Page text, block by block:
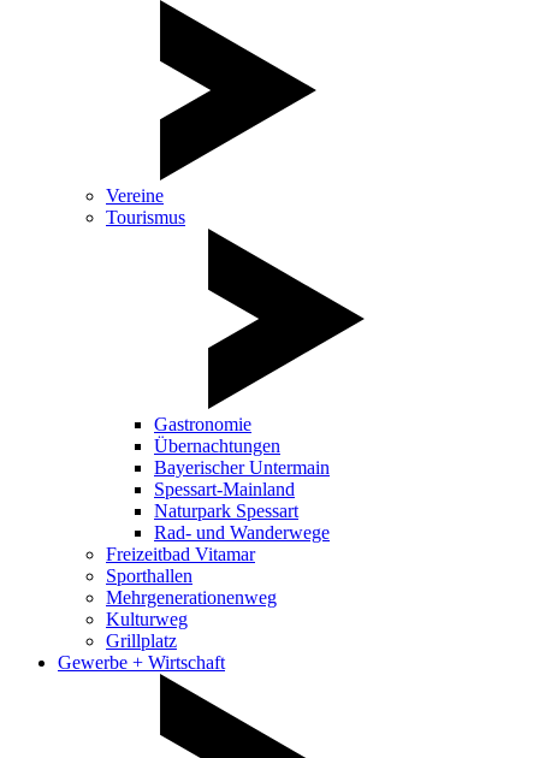
Vereine
Tourismus
Gastronomie
Übernachtungen
Bayerischer Untermain
Spessart-Mainland
Naturpark Spessart
Rad- und Wanderwege
Freizeitbad Vitamar
Sporthallen
Mehrgenerationenweg
Kulturweg
Grillplatz
Gewerbe + Wirtschaft